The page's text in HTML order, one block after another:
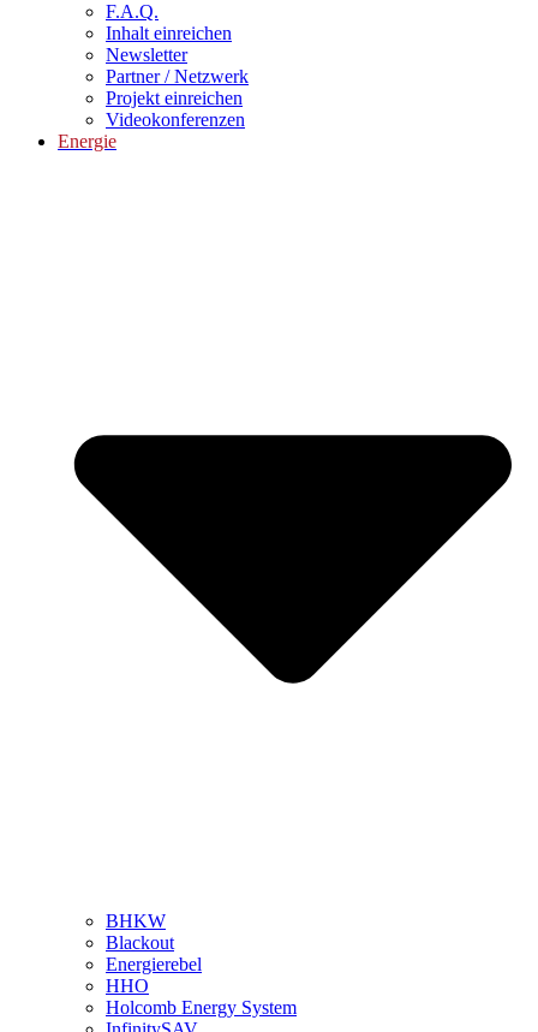
F.A.Q.
Inhalt einreichen
Newsletter
Partner / Netzwerk
Projekt einreichen
Videokonferenzen
Energie
BHKW
Blackout
Energierebel
HHO
Holcomb Energy System